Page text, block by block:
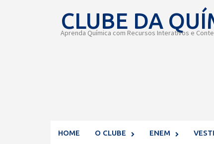
contentCLUBE DA
Aprenda Química com Recursos Interativos e
HOME O CLUBE ENEM